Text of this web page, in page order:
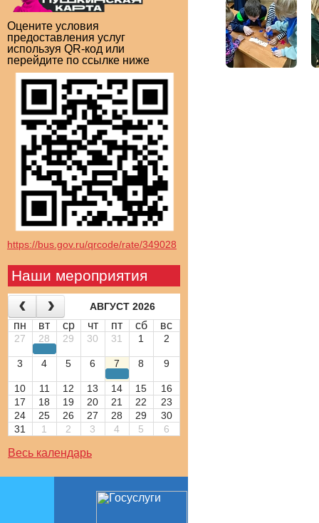
Оцените условия
предоставления услуг
используя QR-код или
перейдите по ссылке ниже
https://bus.gov.ru/qrcode/rate/349028
Наши мероприятия
АВГУСТ 2026
пн вт ср чт пт сб вс
27 28 29 30 31 1 2
3 4 5 6 7 8 9
10 11 12 13 14 15
16
17
18 19 20 21 22
23
24
25 26 27 28 29
30
31
1 2 3 4 5 6
Весь календарь